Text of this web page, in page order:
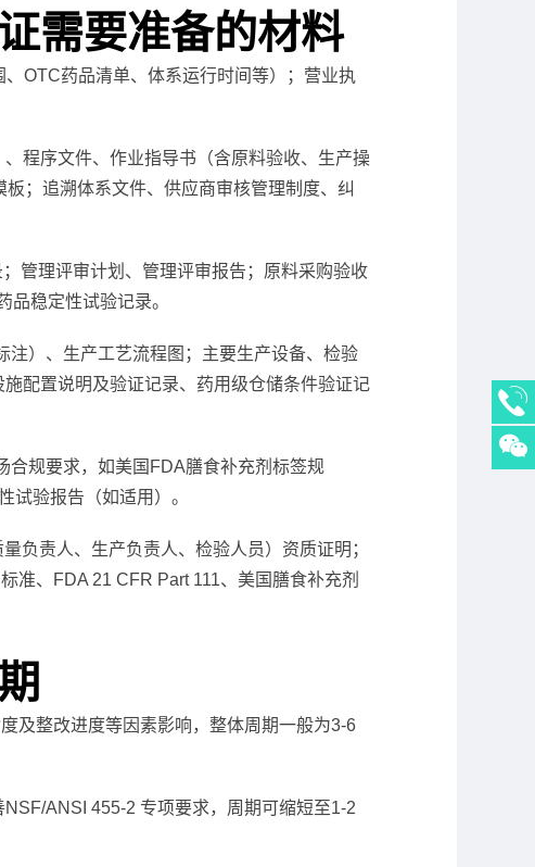
需要准备的材料
OTC药品清单、体系运行时间等）；营业执
程序文件、作业指导书（含原料验收、生产操
；追溯体系文件、供应商审核管理制度、纠
管理评审计划、管理评审报告；原料采购验收
稳定性试验记录。
）、生产工艺流程图；主要生产设备、检验
配置说明及验证记录、药用级仓储条件验证记
合规要求，如美国FDA膳食补充剂标签规
试验报告（如适用）。
负责人、生产负责人、检验人员）资质证明；
准、FDA 21 CFR Part 111、美国膳食补充剂
及整改进度等因素影响，整体周期一般为3-6
ANSI 455-2 专项要求，周期可缩短至1-2